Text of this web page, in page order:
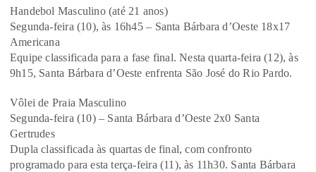
Handebol Masculino (até 21 anos)
Segunda-feira (10), às 16h45 – Santa Bárbara d’Oeste 18x17
Americana
Equipe classificada para a fase final. Nesta quarta-feira (12), às
9h15, Santa Bárbara d’Oeste enfrenta São José do Rio Pardo.
Vôlei de Praia Masculino
Segunda-feira (10) – Santa Bárbara d’Oeste 2x0 Santa
Gertrudes
Dupla classificada às quartas de final, com confronto
programado para esta terça-feira (11), às 11h30. Santa Bárbara